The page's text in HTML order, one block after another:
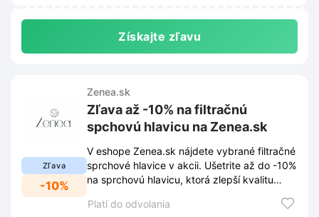
Získajte zľavu
Zľava
-10%
Zenea.sk
Zľava až -10% na filtračnú
spchovú hlavicu na Zenea.sk
V eshope Zenea.sk nájdete vybrané filtračné
sprchové hlavice v akcii. Ušetrite až do -10%
na sprchovú hlavicu, ktorá zlepší kvalitu
Platí do odvolania